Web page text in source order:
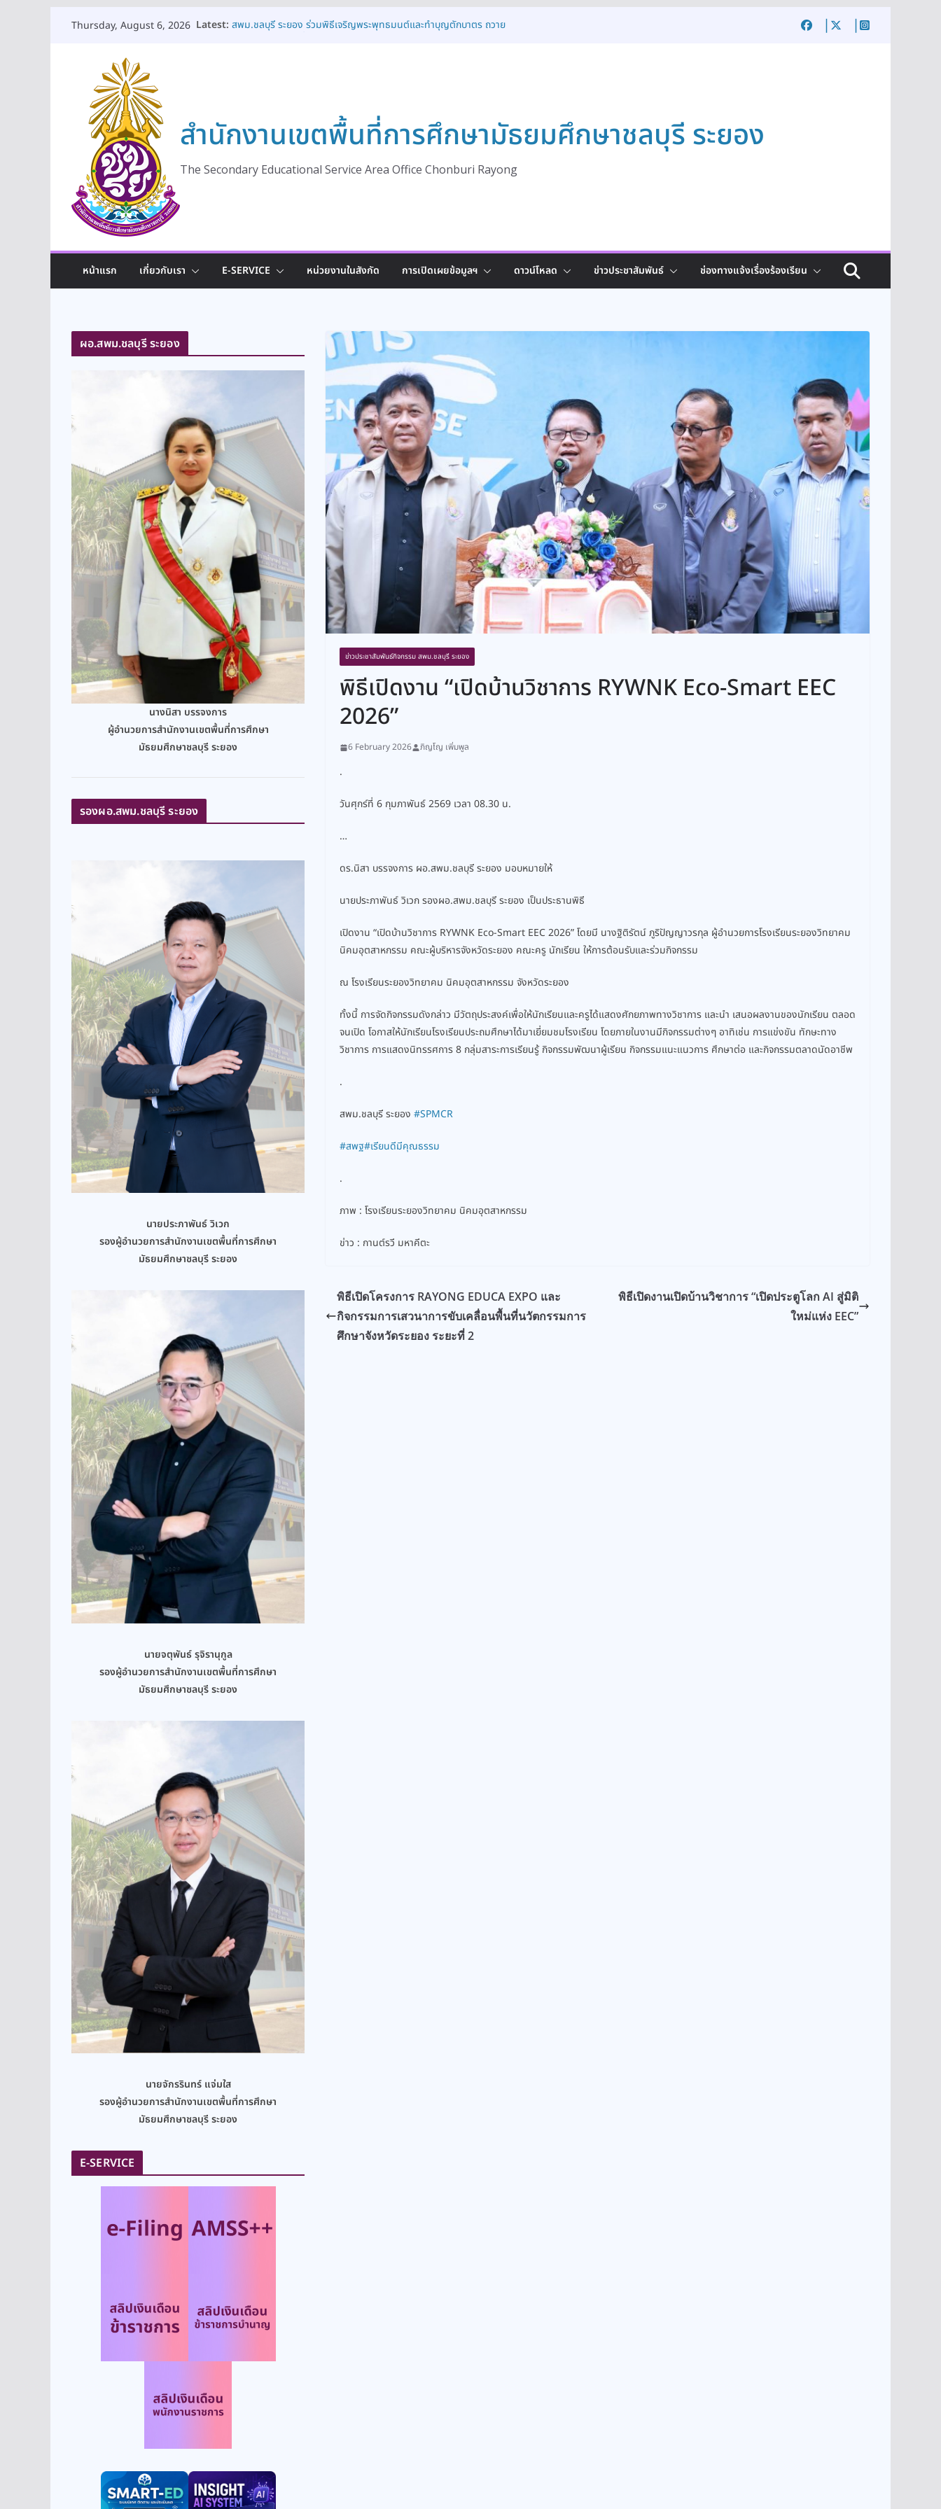
Thursday, August 6, 2026 Latest: สพม.ชลบุรี ระยอง ร่วมพิธีเจริญพระพุทธมนต์และทำบุญตักบาตร ถวาย
ร่วมแลกเปลี่ยนเรียนรู้แนวปฏิบัติที่ดี (Best Practice)
สพม.ชลบุรี ระยอง เปิดโครงการพัฒนาสภานักเรียนเพื่อขับเคลื่อน
ปีงบประมาณ พ.ศ. 2569
สพม.ชลบุรี ระยอง ร่วมพิธีเจริญพระพุทธมนต์ทำบุญตักบาตร และพิธี
สำนักงานเขตพื้นที่การศึกษามัธยมศึกษาชลบุรี ระยอง
The Secondary Educational Service Area Office Chonburi Rayong
หน้าแรก เกี่ยวกับเรา E-SERVICE หน่วยงานในสังกัด การเปิดเผยข้อมูลฯ ดาวน์โหลด ข่าวประชาสัมพันธ์ ช่องทางแจ้งเรื่องร้องเรียน
ข่าวประชาสัมพันธ์กิจกรรม สพม.ชลบุรี ระยอง
พิธีเปิดงาน “เปิดบ้านวิชาการ RYWNK Eco-Smart EEC
2026”
6 February 2026 ภิญโญ เพิ่มพูล
.
วันศุกร์ที่ 6 กุมภาพันธ์ 2569 เวลา 08.30 น.
…
ดร.นิสา บรรจงการ ผอ.สพม.ชลบุรี ระยอง มอบหมายให้
นายประภาพันธ์ วิเวก รองผอ.สพม.ชลบุรี ระยอง เป็นประธานพิธี
เปิดงาน “เปิดบ้านวิชาการ RYWNK Eco-Smart EEC 2026” โดยมี นางฐิติรัตน์ ภูริปัญญาวรกุล ผู้อำนวยการโรงเรียนระยองวิทยาคม
นิคมอุตสาหกรรม คณะผู้บริหารจังหวัดระยอง คณะครู นักเรียน ให้การต้อนรับและร่วมกิจกรรม
ณ โรงเรียนระยองวิทยาคม นิคมอุตสาหกรรม จังหวัดระยอง
ทั้งนี้ การจัดกิจกรรมดังกล่าว มีวัตถุประสงค์เพื่อให้นักเรียนและครูได้แสดงศักยภาพทางวิชาการ และนำ เสนอผลงานของนักเรียน ตลอด
จนเปิด โอกาสให้นักเรียนโรงเรียนประถมศึกษาได้มาเยี่ยมชมโรงเรียน โดยภายในงานมีกิจกรรมต่างๆ อาทิเช่น การแข่งขัน ทักษะทาง
วิชาการ การแสดงนิทรรศการ 8 กลุ่มสาระการเรียนรู้ กิจกรรมพัฒนาผู้เรียน กิจกรรมแนะแนวการ ศึกษาต่อ และกิจกรรมตลาดนัดอาชีพ
.
สพม.ชลบุรี ระยอง #SPMCR
#สพฐ#เรียนดีมีคุณธรรม
.
ภาพ : โรงเรียนระยองวิทยาคม นิคมอุตสาหกรรม
ข่าว : กานต์รวี มหาคีตะ
พิธีเปิดโครงการ RAYONG EDUCA EXPO และ
กิจกรรมการเสวนาการขับเคลื่อนพื้นที่นวัตกรรมการ
ศึกษาจังหวัดระยอง ระยะที่ 2
พิธีเปิดงานเปิดบ้านวิชาการ “เปิดประตูโลก AI สู่มิติ
ใหม่แห่ง EEC”
ผอ.สพม.ชลบุรี ระยอง
นางนิสา บรรจงการ
ผู้อำนวยการสำนักงานเขตพื้นที่การศึกษา
มัธยมศึกษาชลบุรี ระยอง
รองผอ.สพม.ชลบุรี ระยอง
นายประภาพันธ์ วิเวก
รองผู้อำนวยการสำนักงานเขตพื้นที่การศึกษา
มัธยมศึกษาชลบุรี ระยอง
นายจตุพันธ์ รุจิรานุกูล
รองผู้อำนวยการสำนักงานเขตพื้นที่การศึกษา
มัธยมศึกษาชลบุรี ระยอง
นายจักรรินทร์ แจ่มใส
รองผู้อำนวยการสำนักงานเขตพื้นที่การศึกษา
มัธยมศึกษาชลบุรี ระยอง
E-SERVICE